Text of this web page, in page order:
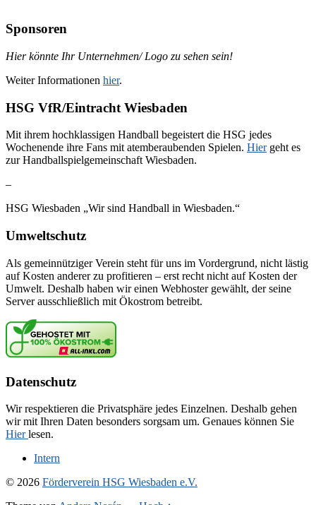
Sponsoren
Hier könnte Ihr Unternehmen/ Logo zu sehen sein!
Weiter Informationen hier.
HSG VfR/Eintracht Wiesbaden
Mit ihrem hochklassigen Handball begeistert die HSG jedes
Wochenende ihre Fans mit atemberaubenden Spielen. Hiergeht es
zur Handballspielgemeinschaft Wiesbaden.
–
HSG Wiesbaden „Wir sind Handball in Wiesbaden.“
Umweltschutz
Als gemeinnütziger Verein steht für uns im Vordergrund, nicht lästig
auf Kosten anderer zu profitieren – erst recht nicht auf Kosten der
Umwelt. Deshalb haben wir einen Webhoster gewählt, der seine
Server ausschließlich mit Ökostrom betreibt.
Datenschutz
Wir respektieren die Privatsphäre jedes Einzelnen. Deshalb gehen
wir mit Ihren Daten besonders sorgsam um. Genaues können Sie
Hierlesen.
Intern
© 2026 Förderverein HSG Wiesbaden e.V.